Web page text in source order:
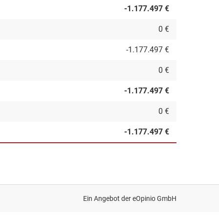
-1.177.497 €
0 €
-1.177.497 €
0 €
-1.177.497 €
0 €
-1.177.497 €
Ein Angebot dereOpinio GmbH